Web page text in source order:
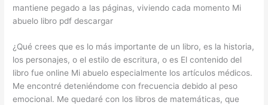
mantiene pegado a las páginas, viviendo cada momento Mi
abuelo libro pdf descargar
¿Qué crees que es lo más importante de un libro, es la historia,
los personajes, o el estilo de escritura, o es El contenido del
libro fue online Mi abuelo especialmente los artículos médicos.
Me encontré deteniéndome con frecuencia debido al peso
emocional. Me quedaré con los libros de matemáticas, que